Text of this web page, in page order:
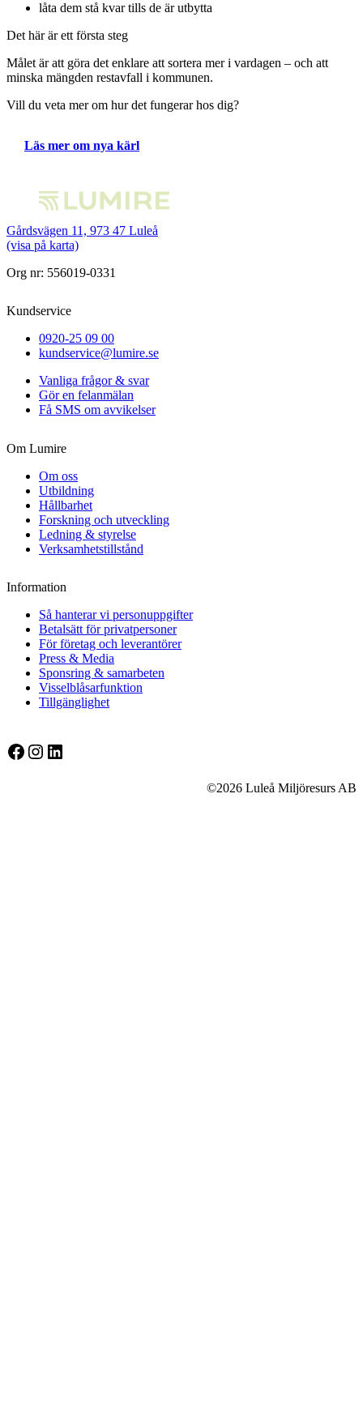
låta dem stå kvar tills de är utbytta
Det här är ett första steg
Målet är att göra det enklare att sortera mer i vardagen – och att
minska mängden restavfall i kommunen.
Vill du veta mer om hur det fungerar hos dig?
Läs mer om nya kärl
Gårdsvägen 11, 973 47 Luleå
(visa på karta)
Org nr: 556019-0331
Kundservice
0920-25 09 00
kundservice@lumire.se
Vanliga frågor & svar
Gör en felanmälan
Få SMS om avvikelser
Om Lumire
Om oss
Utbildning
Hållbarhet
Forskning och utveckling
Ledning & styrelse
Verksamhetstillstånd
Information
Så hanterar vi personuppgifter
Betalsätt för privatpersoner
För företag och leverantörer
Press & Media
Sponsring & samarbeten
Visselblåsarfunktion
Tillgänglighet
Facebook Instagram LinkedIn
©2026 Luleå Miljöresurs AB